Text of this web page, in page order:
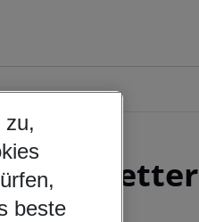
first letter
zu,
beste